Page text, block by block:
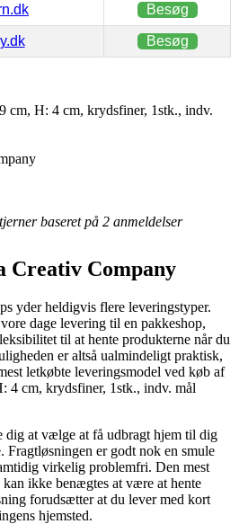
Besøg
Besøg
cm, H: 4 cm, krydsfiner, 1stk., indv.
baseret på 2 anmeldelser
Company
yder heldigvis flere leveringstyper.
dage levering til en pakkeshop,
til at hente produkterne når du
er altså ualmindeligt praktisk,
letkøbte leveringsmodel ved køb af
4 cm, krydsfiner, 1stk., indv. mål
dig at vælge at få udbragt hjem til dig
Fragtløsningen er godt nok en smule
virkelig problemfri. Den mest
ikke benægtes at være at hente
forudsætter at du lever med kort
hjemsted.